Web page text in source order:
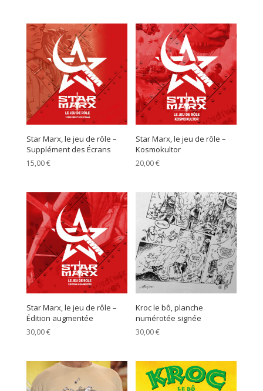
10,00 €
à
15,00 €
Star Marx, le jeu de rôle –
Supplément des Écrans
15,00€
Star Marx, le jeu de rôle –
Kosmokultor
20,00€
Star Marx, le jeu de rôle –
Édition augmentée
30,00€
Kroc le bô, planche
numérotée signée
30,00€